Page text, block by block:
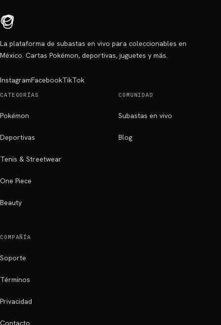
La plataforma de subastas en vivo para coleccionables en
México. Cartas Pokémon, deportivas, juguetes y más.
InstagramFacebookTikTok
CATEGORÍAS
Pokémon
Deportivas
Tenis & Streetwear
One Piece
Beauty
COMUNIDAD
Subastas en vivo
Blog
COMPAÑÍA
Soporte
Términos
Privacidad
Contacto